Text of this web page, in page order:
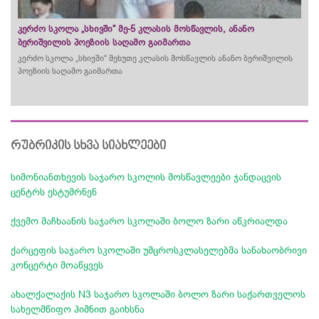
კერძო სკოლა „სხივში“ მე-5 კლასის მოსწავლის, ანანო
ბერიშვილის პოეზიის საღამო გაიმართა
კერძო სკოლა „სხივში“ მეხუთე კლასის მოსწავლის ანანო ბერიშვილის
პოეზიის საღამო გაიმართა
რუბრიკის სხვა სიახლეები
სიმონიანთხევის საჯარო სკოლის მოსწავლეები ჯანდაცვის
ცენტრს ესტუმრნენ
ქვემო მაჩხაანის საჯარო სკოლაში ბოლო ზარი აწკრიალდა
ქარცეფის საჯარო სკოლაში უმცროსკლასელებმა სანახაობრივი
კონცერტი მოაწყვეს
ახალქალაქის N3 საჯარო სკოლაში ბოლო ზარი საქართველოს
სახელმწიფო ჰიმნით გაიხსნა